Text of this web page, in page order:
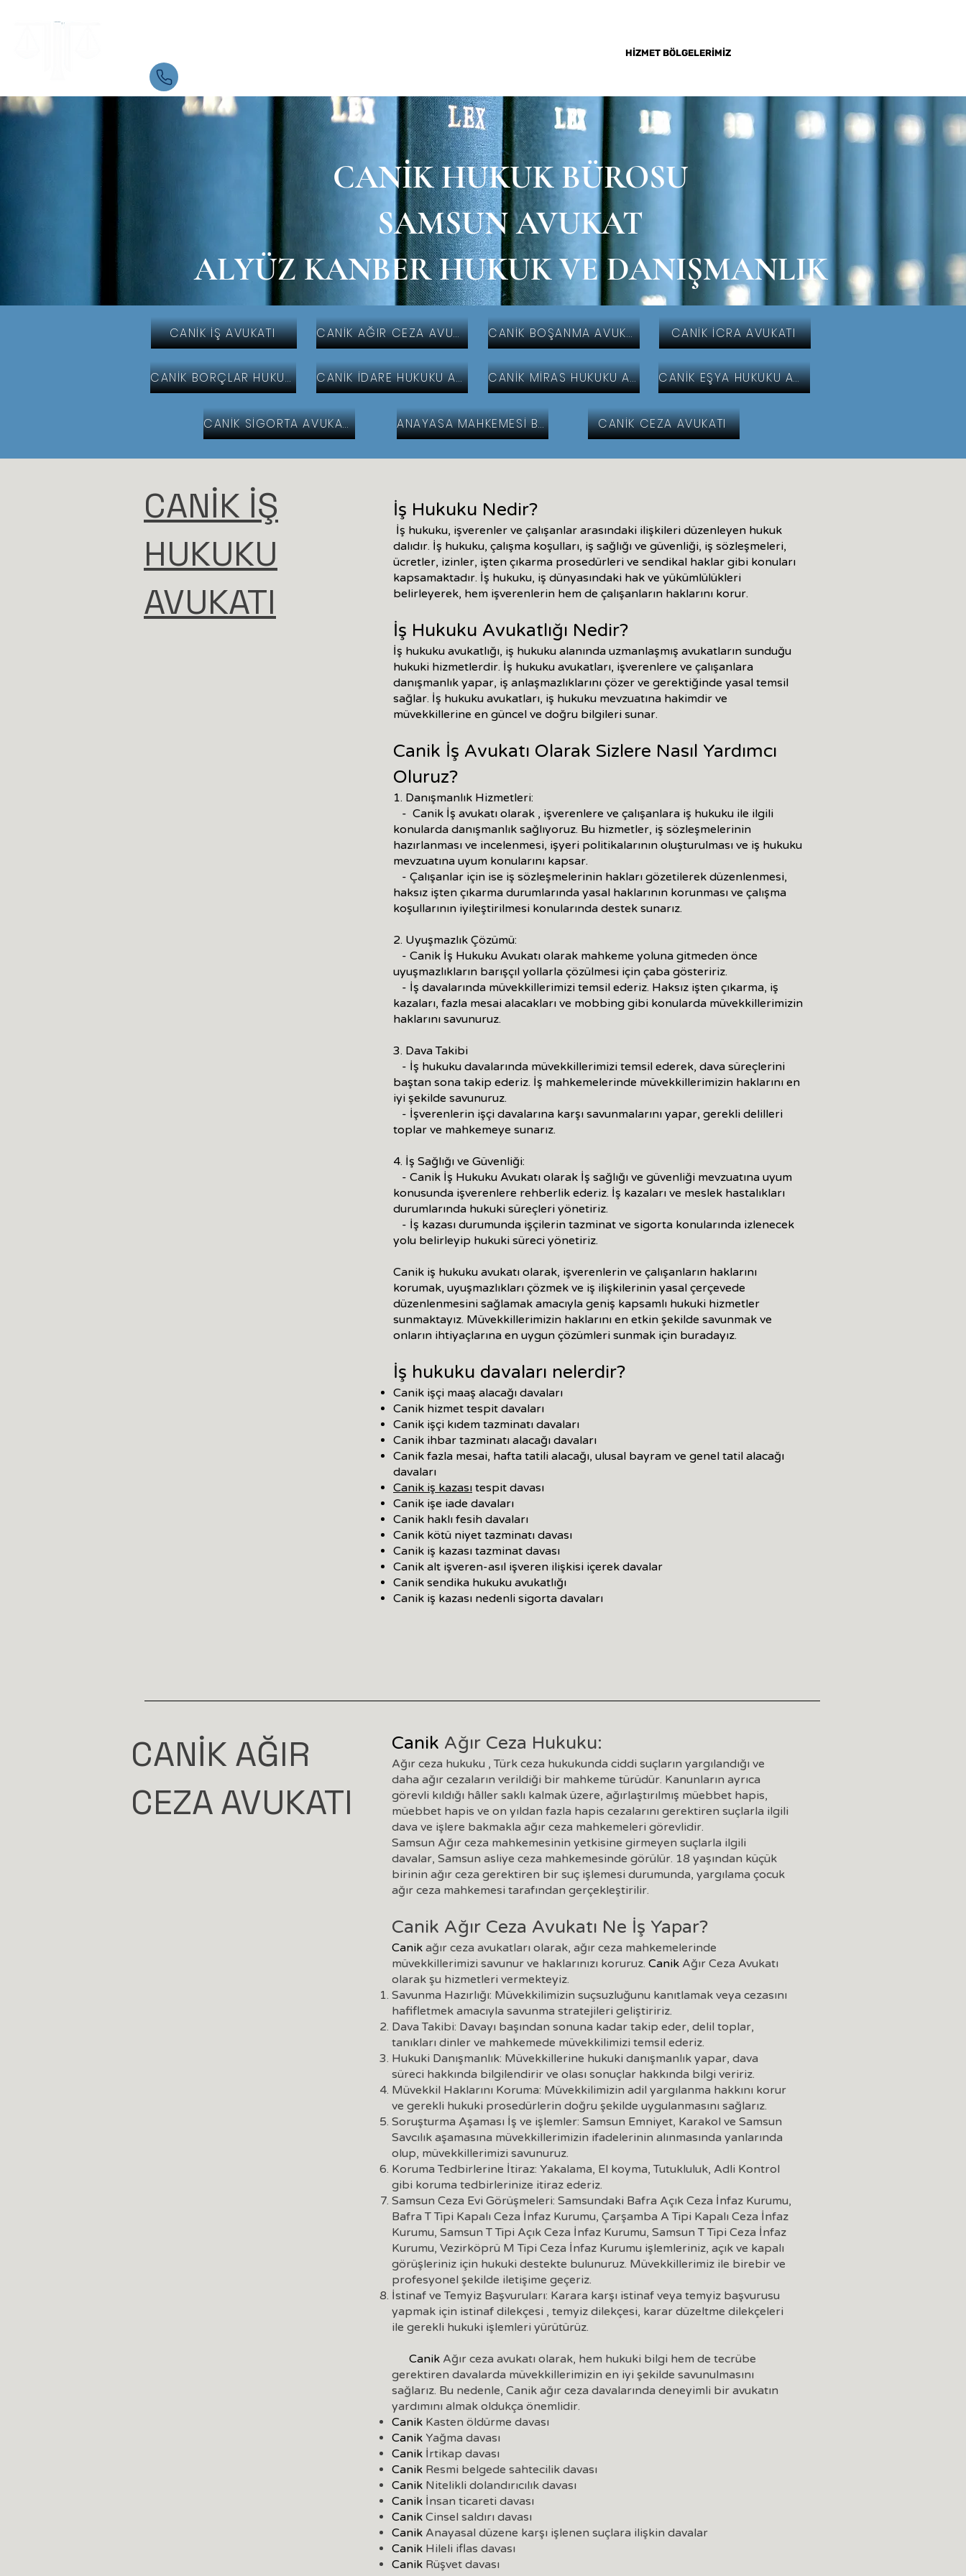
HİZMET BÖLGELERİMİZ
05534084721
CANİK HUKUK BÜROSU
SAMSUN AVUKAT
ALYÜZ KANBER HUKUK VE DANIŞMANLIK
CANİK İŞ AVUKATI
CANİK BORÇLAR HUKUKU AVUKATI
CANİK AĞIR CEZA AVUKATI
CANİK İDARE HUKUKU AVUKATI
CANİK BOŞANMA AVUKATI
CANİK MİRAS HUKUKU AVUKATI
CANİK İCRA AVUKATI
CANİK EŞYA HUKUKU AVUKATI
CANİK SİGORTA AVUKATI ANAYASA MAHKEMESİ BİREYSEL BAŞVURU YOLU CANİK CEZA AVUKATI
CANİK İŞ
HUKUKU
AVUKATI
İş Hukuku Nedir?
İş hukuku, işverenler ve çalışanlar arasındaki ilişkileri düzenleyen hukuk
dalıdır. İş hukuku, çalışma koşulları, iş sağlığı ve güvenliği, iş sözleşmeleri,
ücretler, izinler, işten çıkarma prosedürleri ve sendikal haklar gibi konuları
kapsamaktadır. İş hukuku, iş dünyasındaki hak ve yükümlülükleri
belirleyerek, hem işverenlerin hem de çalışanların haklarını korur.
İş Hukuku Avukatlığı Nedir?
İş hukuku avukatlığı, iş hukuku alanında uzmanlaşmış avukatların sunduğu
hukuki hizmetlerdir. İş hukuku avukatları, işverenlere ve çalışanlara
danışmanlık yapar, iş anlaşmazlıklarını çözer ve gerektiğinde yasal temsil
sağlar. İş hukuku avukatları, iş hukuku mevzuatına hakimdir ve
müvekkillerine en güncel ve doğru bilgileri sunar.
Canik İş Avukatı Olarak Sizlere Nasıl Yardımcı
Oluruz?
1. Danışmanlık Hizmetleri:
- Canik İş avukatı olarak , işverenlere ve çalışanlara iş hukuku ile ilgili
konularda danışmanlık sağlıyoruz. Bu hizmetler, iş sözleşmelerinin
hazırlanması ve incelenmesi, işyeri politikalarının oluşturulması ve iş hukuku
mevzuatına uyum konularını kapsar.
- Çalışanlar için ise iş sözleşmelerinin hakları gözetilerek düzenlenmesi,
haksız işten çıkarma durumlarında yasal haklarının korunması ve çalışma
koşullarının iyileştirilmesi konularında destek sunarız.
2. Uyuşmazlık Çözümü:
- Canik İş Hukuku Avukatı olarak mahkeme yoluna gitmeden önce
uyuşmazlıkların barışçıl yollarla çözülmesi için çaba gösteririz.
- İş davalarında müvekkillerimizi temsil ederiz. Haksız işten çıkarma, iş
kazaları, fazla mesai alacakları ve mobbing gibi konularda müvekkillerimizin
haklarını savunuruz.
3. Dava Takibi
- İş hukuku davalarında müvekkillerimizi temsil ederek, dava süreçlerini
baştan sona takip ederiz. İş mahkemelerinde müvekkillerimizin haklarını en
iyi şekilde savunuruz.
- İşverenlerin işçi davalarına karşı savunmalarını yapar, gerekli delilleri
toplar ve mahkemeye sunarız.
4. İş Sağlığı ve Güvenliği:
- Canik İş Hukuku Avukatı olarak İş sağlığı ve güvenliği mevzuatına uyum
konusunda işverenlere rehberlik ederiz. İş kazaları ve meslek hastalıkları
durumlarında hukuki süreçleri yönetiriz.
- İş kazası durumunda işçilerin tazminat ve sigorta konularında izlenecek
yolu belirleyip hukuki süreci yönetiriz.
Canik iş hukuku avukatı olarak, işverenlerin ve çalışanların haklarını
korumak, uyuşmazlıkları çözmek ve iş ilişkilerinin yasal çerçevede
düzenlenmesini sağlamak amacıyla geniş kapsamlı hukuki hizmetler
sunmaktayız. Müvekkillerimizin haklarını en etkin şekilde savunmak ve
onların ihtiyaçlarına en uygun çözümleri sunmak için buradayız.
İş hukuku davaları nelerdir?
Canik işçi maaş alacağı davaları
Canik hizmet tespit davaları
Canik işçi kıdem tazminatı davaları
Canik ihbar tazminatı alacağı davaları
Canik fazla mesai, hafta tatili alacağı, ulusal bayram ve genel tatil alacağı
davaları
Canik iş kazası tespit davası
Canik işe iade davaları
Canik haklı fesih davaları
Canik kötü niyet tazminatı davası
Canik iş kazası tazminat davası
Canik alt işveren-asıl işveren ilişkisi içerek davalar
Canik sendika hukuku avukatlığı
Canik iş kazası nedenli sigorta davaları
CANİK AĞIR
CEZA AVUKATI
Canik Ağır Ceza Hukuku:
Ağır ceza hukuku , Türk ceza hukukunda ciddi suçların yargılandığı ve
daha ağır cezaların verildiği bir mahkeme türüdür. Kanunların ayrıca
görevli kıldığı hâller saklı kalmak üzere, ağırlaştırılmış müebbet hapis,
müebbet hapis ve on yıldan fazla hapis cezalarını gerektiren suçlarla ilgili
dava ve işlere bakmakla ağır ceza mahkemeleri görevlidir.
Samsun Ağır ceza mahkemesinin yetkisine girmeyen suçlarla ilgili
davalar, Samsun asliye ceza mahkemesinde görülür. 18 yaşından küçük
birinin ağır ceza gerektiren bir suç işlemesi durumunda, yargılama çocuk
ağır ceza mahkemesi tarafından gerçekleştirilir.
Canik Ağır Ceza Avukatı Ne İş Yapar?
Canik ağır ceza avukatları olarak, ağır ceza mahkemelerinde
müvekkillerimizi savunur ve haklarınızı koruruz. Canik Ağır Ceza Avukatı
olarak şu hizmetleri vermekteyiz.
Savunma Hazırlığı: Müvekkilimizin suçsuzluğunu kanıtlamak veya cezasını
hafifletmek amacıyla savunma stratejileri geliştiririz.
Dava Takibi: Davayı başından sonuna kadar takip eder, delil toplar,
tanıkları dinler ve mahkemede müvekkilimizi temsil ederiz.
Hukuki Danışmanlık: Müvekkillerine hukuki danışmanlık yapar, dava
süreci hakkında bilgilendirir ve olası sonuçlar hakkında bilgi veririz.
Müvekkil Haklarını Koruma: Müvekkilimizin adil yargılanma hakkını korur
ve gerekli hukuki prosedürlerin doğru şekilde uygulanmasını sağlarız.
Soruşturma Aşaması İş ve işlemler: Samsun Emniyet, Karakol ve Samsun
Savcılık aşamasına müvekkillerimizin ifadelerinin alınmasında yanlarında
olup, müvekkillerimizi savunuruz.
Koruma Tedbirlerine İtiraz: Yakalama, El koyma, Tutukluluk, Adli Kontrol
gibi koruma tedbirlerinize itiraz ederiz.
Samsun Ceza Evi Görüşmeleri: Samsundaki Bafra Açık Ceza İnfaz Kurumu,
Bafra T Tipi Kapalı Ceza İnfaz Kurumu, Çarşamba A Tipi Kapalı Ceza İnfaz
Kurumu, Samsun T Tipi Açık Ceza İnfaz Kurumu, Samsun T Tipi Ceza İnfaz
Kurumu, Vezirköprü M Tipi Ceza İnfaz Kurumu işlemleriniz, açık ve kapalı
görüşleriniz için hukuki destekte bulunuruz. Müvekkillerimiz ile birebir ve
profesyonel şekilde iletişime geçeriz.
İstinaf ve Temyiz Başvuruları: Karara karşı istinaf veya temyiz başvurusu
yapmak için istinaf dilekçesi , temyiz dilekçesi, karar düzeltme dilekçeleri
ile gerekli hukuki işlemleri yürütürüz.
Canik Ağır ceza avukatı olarak, hem hukuki bilgi hem de tecrübe
gerektiren davalarda müvekkillerimizin en iyi şekilde savunulmasını
sağlarız. Bu nedenle, Canik ağır ceza davalarında deneyimli bir avukatın
yardımını almak oldukça önemlidir.
Canik Kasten öldürme davası
Canik Yağma davası
Canik İrtikap davası
Canik Resmi belgede sahtecilik davası
Canik Nitelikli dolandırıcılık davası
Canik İnsan ticareti davası
Canik Cinsel saldırı davası
Canik Anayasal düzene karşı işlenen suçlara ilişkin davalar
Canik Hileli iflas davası
Canik Rüşvet davası